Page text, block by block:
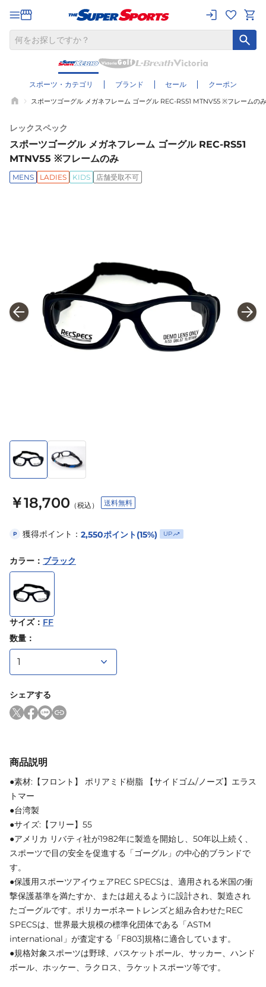
スポーツ・カテゴリ ブランド セール クーポン
スポーツゴーグル メガネフレーム ゴーグル REC-RS51 MTNV55 ※フレームのみ
レックスペック
スポーツゴーグル メガネフレーム ゴーグル REC-RS51
MTNV55 ※フレームのみ
MENS LADIES KIDS 店舗受取不可
￥18,700 （税込） 送料無料
P 獲得ポイント： 2,550ポイント(15%) UP
カラー ： ブラック
サイズ： FF
数量：
シェアする
商品説明
●素材:【フロント】 ポリアミド樹脂 【サイドゴム/ノーズ】エラス
トマー
●台湾製
●サイズ:【フリー】55
●アメリカ リバティ社が1982年に製造を開始し、50年以上続く、
スポーツで目の安全を促進する「ゴーグル」の中心的ブランドで
す。
●保護用スポーツアイウェアREC SPECSは、適用される米国の衝
撃保護基準を満たすか、または超えるように設計され、製造され
たゴーグルです。ポリカーボネートレンズと組み合わせたREC
SPECSは、世界最大規模の標準化団体である「ASTM
international」が査定する「F803]規格に適合しています。
●規格対象スポーツは野球、バスケットボール、サッカー、ハンド
ボール、ホッケー、ラクロス、ラケットスポーツ等です。